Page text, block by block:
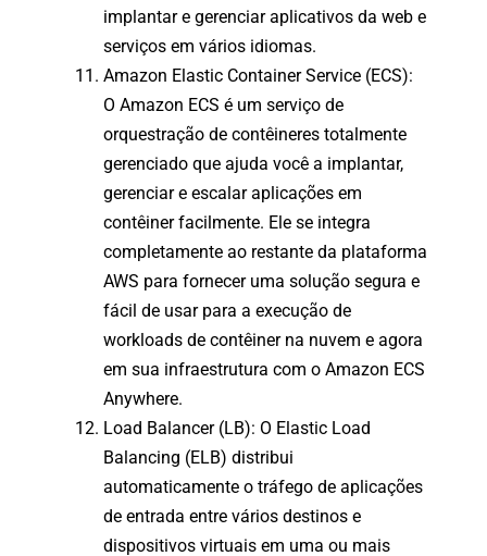
implantar e gerenciar aplicativos da web e
serviços em vários idiomas.
Amazon Elastic Container Service (ECS):
O Amazon ECS é um serviço de
orquestração de contêineres totalmente
gerenciado que ajuda você a implantar,
gerenciar e escalar aplicações em
contêiner facilmente. Ele se integra
completamente ao restante da plataforma
AWS para fornecer uma solução segura e
fácil de usar para a execução de
workloads de contêiner na nuvem e agora
em sua infraestrutura com o Amazon ECS
Anywhere.
Load Balancer (LB): O Elastic Load
Balancing (ELB) distribui
automaticamente o tráfego de aplicações
de entrada entre vários destinos e
dispositivos virtuais em uma ou mais